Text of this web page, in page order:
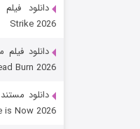
Strike 2026
دانلود
Burn 2026
is Now 2026